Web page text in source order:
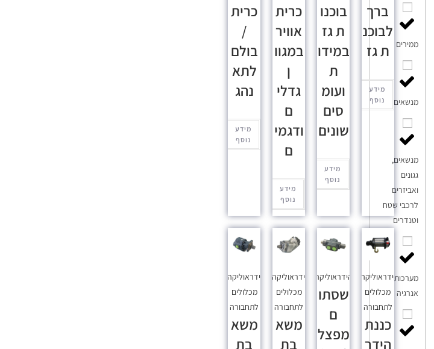
ממירים
מנשאים
מנשאים,
גגונים
ואביזרים
לרכבי שטח
וטנדרים
מערכות
אנרגיה
ברך
לבוכנ
ת גז
מידע
נוסף
בוכנו
ת גז
במידו
ת
ועומ
סים
שונים
מידע
נוסף
כרית
אוויר
במגוו
ן
גדלי
ם
ודגמי
ם
מידע
נוסף
כרית
/
בולם
לתא
נהג
מידע
נוסף
הידראוליקה
מכלולים
לתחבורה
כננת
הידר
הידראוליקה
שסתו
ם
מפצל
הידראוליקה
מכלולים
לתחבורה
משא
בת
הידראוליקה
מכלולים
לתחבורה
משא
בת